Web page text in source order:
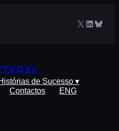
X LinkedIn
de Sucesso ▾
Contactos ENG